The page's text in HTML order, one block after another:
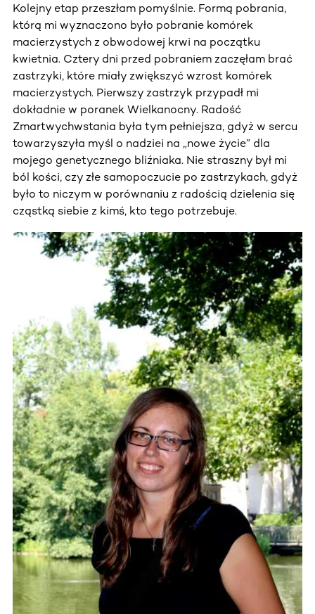
Kolejny etap przeszłam pomyślnie. Formą pobrania,
którą mi wyznaczono było pobranie komórek
macierzystych z obwodowej krwi na początku
kwietnia. Cztery dni przed pobraniem zaczęłam brać
zastrzyki, które miały zwiększyć wzrost komórek
macierzystych. Pierwszy zastrzyk przypadł mi
dokładnie w poranek Wielkanocny. Radość
Zmartwychwstania była tym pełniejsza, gdyż w sercu
towarzyszyła myśl o nadziei na „nowe życie” dla
mojego genetycznego bliźniaka. Nie straszny był mi
ból kości, czy złe samopoczucie po zastrzykach, gdyż
było to niczym w porównaniu z radością dzielenia się
cząstką siebie z kimś, kto tego potrzebuje.